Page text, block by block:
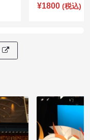
¥1800 (税込)